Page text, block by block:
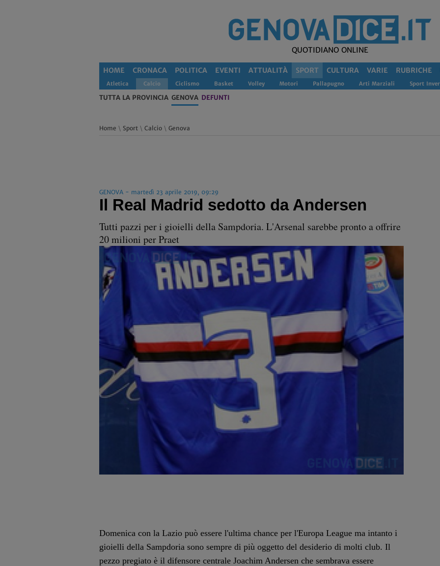
QUOTIDIANO ONLINE
HOME CRONACA POLITICA EVENTI ATTUALITÀ SPORT CULTURA VARIE RUBRICHE
Atletica Calcio Ciclismo Basket Volley Motori Pallapugno Arti Marziali Sport
TUTTA LA PROVINCIA GENOVA DEFUNTI
Home \ Sport \ Calcio \ Genova
GENOVA - martedì 23 aprile 2019, 09:29
Il Real Madrid sedotto da Andersen
Tutti pazzi per i gioielli della Sampdoria. L'Arsenal sarebbe pronto a offrire
20 milioni per Praet
Domenica con la Lazio può essere l'ultima chance per l'Europa League ma intanto i
gioielli della Sampdoria sono sempre di più oggetto del desiderio di molti club. Il
pezzo pregiato è il difensore centrale Joachim Andersen che sembrava essere